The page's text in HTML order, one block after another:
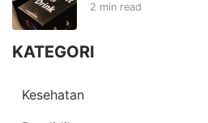
2 min read
KATEGORI
Kesehatan